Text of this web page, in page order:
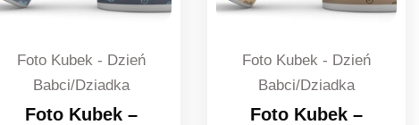
Foto Kubek - Dzień
Babci/Dziadka
Foto Kubek –
Foto Kubek - Dzień
Babci/Dziadka
Foto Kubek –